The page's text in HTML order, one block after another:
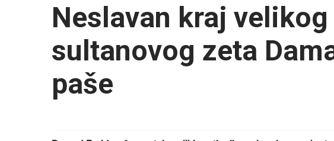
Neslavan kraj
sultanovog zeta
paše